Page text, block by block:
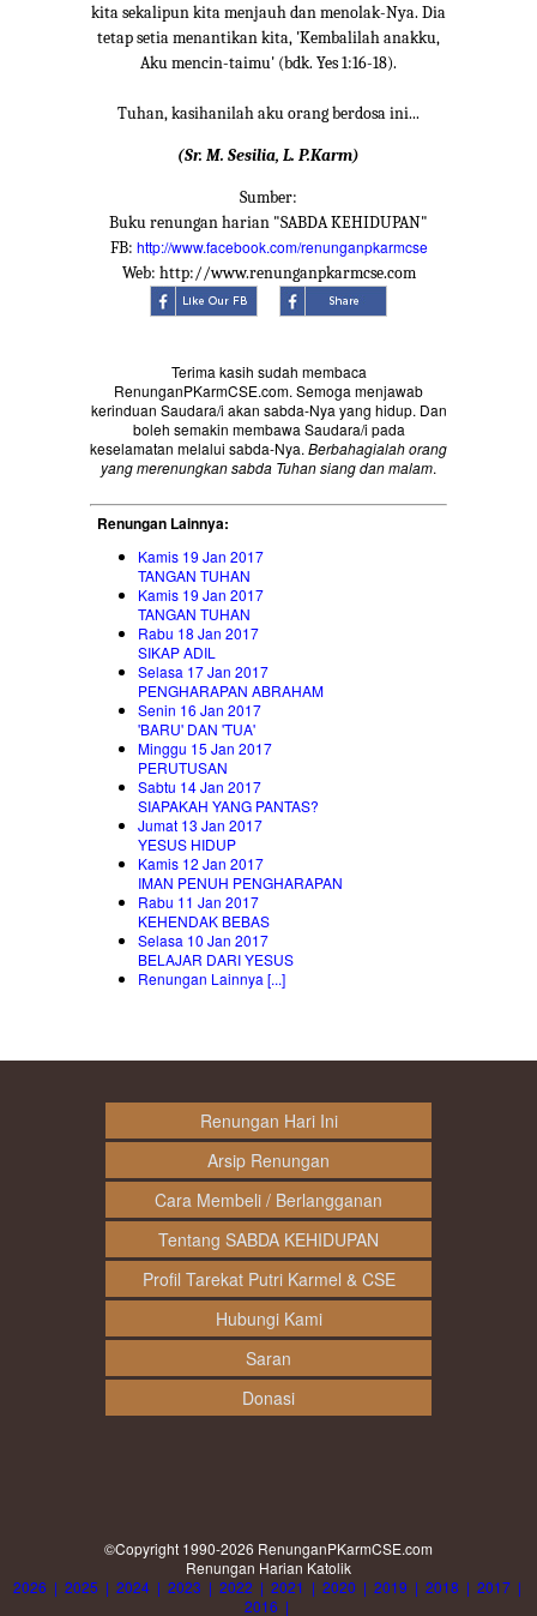
kita sekalipun kita menjauh dan menolak-Nya. Dia
tetap setia menantikan kita, 'Kembalilah anakku,
Aku mencin-taimu' (bdk. Yes 1:16-18).
Tuhan, kasihanilah aku orang berdosa ini...
(Sr. M. Sesilia, L. P.Karm)
Sumber:
Buku renungan harian "SABDA KEHIDUPAN"
FB: http://www.facebook.com/renunganpkarmcse
Web: http://www.renunganpkarmcse.com
Terima kasih sudah membaca
RenunganPKarmCSE.com. Semoga menjawab
kerinduan Saudara/i akan sabda-Nya yang hidup. Dan
boleh semakin membawa Saudara/i pada
keselamatan melalui sabda-Nya. Berbahagialah orang
yang merenungkan sabda Tuhan siang dan malam.
Renungan Lainnya:
Kamis 19 Jan 2017
TANGAN TUHAN
Kamis 19 Jan 2017
TANGAN TUHAN
Rabu 18 Jan 2017
SIKAP ADIL
Selasa 17 Jan 2017
PENGHARAPAN ABRAHAM
Senin 16 Jan 2017
'BARU' DAN 'TUA'
Minggu 15 Jan 2017
PERUTUSAN
Sabtu 14 Jan 2017
SIAPAKAH YANG PANTAS?
Jumat 13 Jan 2017
YESUS HIDUP
Kamis 12 Jan 2017
IMAN PENUH PENGHARAPAN
Rabu 11 Jan 2017
KEHENDAK BEBAS
Selasa 10 Jan 2017
BELAJAR DARI YESUS
Renungan Lainnya [...]
Renungan Hari Ini
Arsip Renungan
Cara Membeli / Berlangganan
Tentang SABDA KEHIDUPAN
Profil Tarekat Putri Karmel & CSE
Hubungi Kami
Saran
Donasi
©Copyright 1990-2026 RenunganPKarmCSE.com
Renungan Harian Katolik
2026 | 2025 | 2024 | 2023 | 2022 | 2021 | 2020 | 2019 | 2018 | 2017 |
2016 |